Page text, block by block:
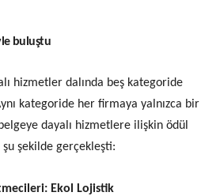
buluştu
hizmetler dalında beş kategoride
kategoride her firmaya yalnızca bir
dayalı hizmetlere ilişkin ödül
şekilde gerçekleşti:
Ekol Lojistik